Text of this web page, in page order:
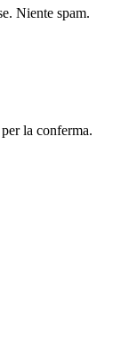
Niente spam.
la conferma.